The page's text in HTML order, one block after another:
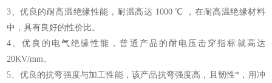
3、优良的耐高温绝缘性能，耐温高达 1000 ℃ ，在耐高温绝缘材料
中，具有良好的性价比。
4、优良的电气绝缘性能，普通产品的耐电压击穿指标就高达
20KV/mm。
5、优良的抗弯强度与加工性能，该产品抗弯强度高，且韧性*，用冲